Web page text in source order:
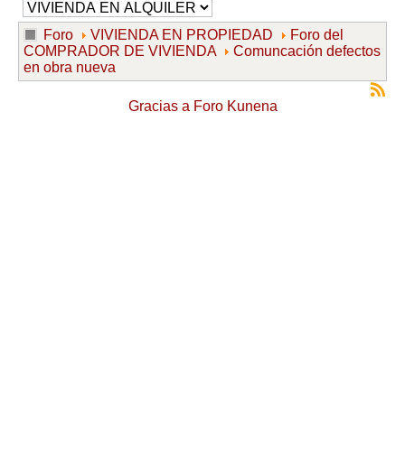
Foro VIVIENDA EN PROPIEDAD
Foro del
COMPRADOR DE VIVIENDA
Comuncación defectos
en obra nueva
Gracias a Foro Kunena